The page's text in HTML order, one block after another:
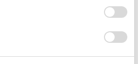
回したりするにあたっては、当社の
報の取り扱いについて
」をご覧くだ